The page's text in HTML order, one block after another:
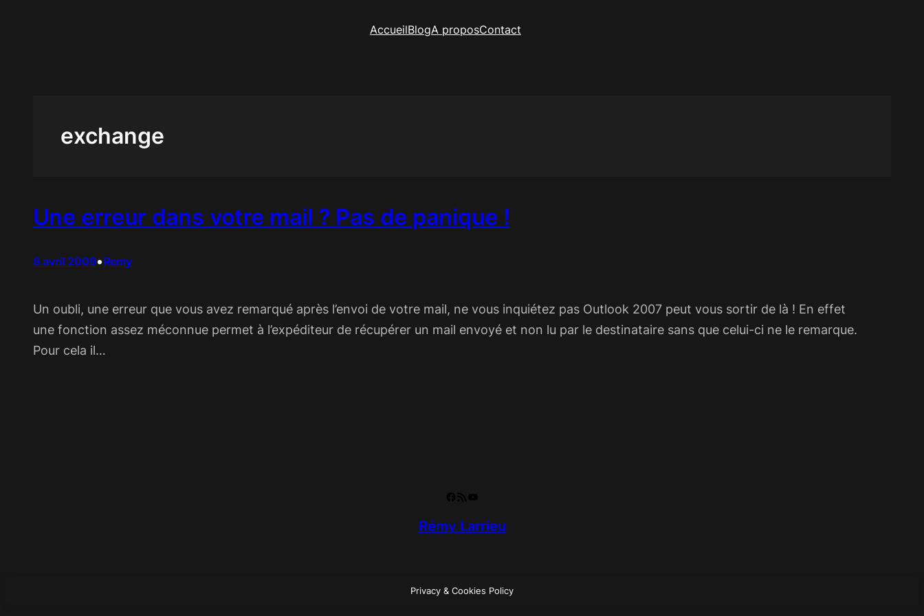
AccueilBlogA proposContact
exchange
Une erreur dans votre mail ? Pas de panique !
8 avril 2009•Remy
Un oubli, une erreur que vous avez remarqué après l’envoi de votre mail, ne vous inquiétez pas Outlook 2007 peut vous sortir de là ! En effet
une fonction assez méconnue permet à l’expéditeur de récupérer un mail envoyé et non lu par le destinataire sans que celui-ci ne le remarque.
Pour cela il…
Rémy Larrieu
Privacy & Cookies Policy